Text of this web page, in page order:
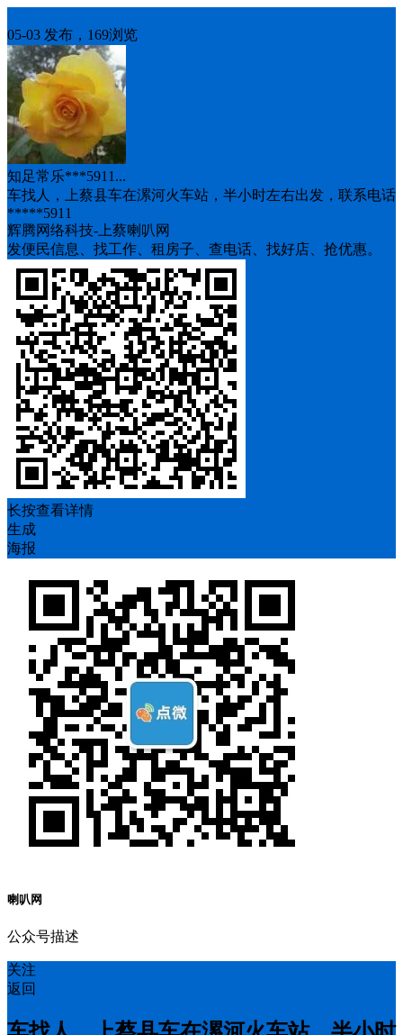
05-03 发布，169浏览
知足常乐***5911...
车找人，上蔡县车在漯河火车站，半小时左右出发，联系电话
*****5911
辉腾网络科技-上蔡喇叭网
发便民信息、找工作、租房子、查电话、找好店、抢优惠。
长按查看详情
生成
海报
喇叭网
公众号描述
关注
返回